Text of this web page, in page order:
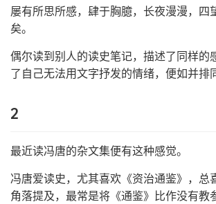
屡有所思所感，肆于胸臆，长夜漫漫，四
矣。
偶尔读到别人的读史笔记，描述了同样的
了自己无法用文字抒发的情绪，便如并排
2
最近读冯唐的杂文集便有这种感觉。
冯唐爱读史，尤其喜欢《资治通鉴》，总
角落提及，最常是将《通鉴》比作没有教